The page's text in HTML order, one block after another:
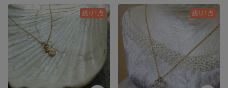
残り1点 残り1点